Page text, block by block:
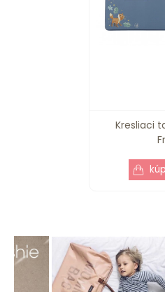
Kresliaci